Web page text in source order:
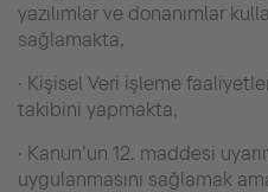
yazılımlar ve donanımlar
sağlamakta,
· Kişisel Veri işleme
takibini yapmakta,
· Kanun’un 12. maddesi
uygulanmasını sağlamak